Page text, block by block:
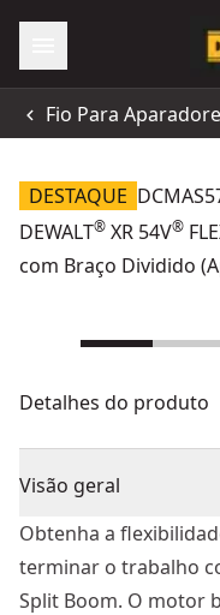
Fio Para
DESTAQUE
DEWALT® XR 54V®
com Braço Dividido
Detalhes do produto
Visão geral
Obtenha a
terminar o trabalho
Split Boom. O motor